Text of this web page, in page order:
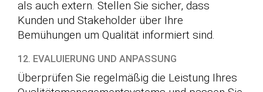
als auch extern. Stellen Sie sicher, dass
Kunden und Stakeholder über Ihre
Bemühungen um Qualität informiert sind.
12. EVALUIERUNG UND ANPASSUNG
Überprüfen Sie regelmäßig die Leistung Ihres